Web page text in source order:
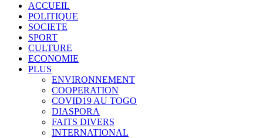
ACCUEIL
POLITIQUE
SOCIETE
SPORT
CULTURE
ECONOMIE
PLUS
ENVIRONNEMENT
COOPERATION
COVID19 AU TOGO
DIASPORA
FAITS DIVERS
INTERNATIONAL